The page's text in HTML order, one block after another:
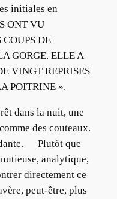
initiales en
ONT VU
DE
GORGE. ELLE A
VINGT REPRISES
POITRINE ».
dans la nuit, une
des couteaux.
Plutôt que
analytique,
directement ce
peut-être, plus